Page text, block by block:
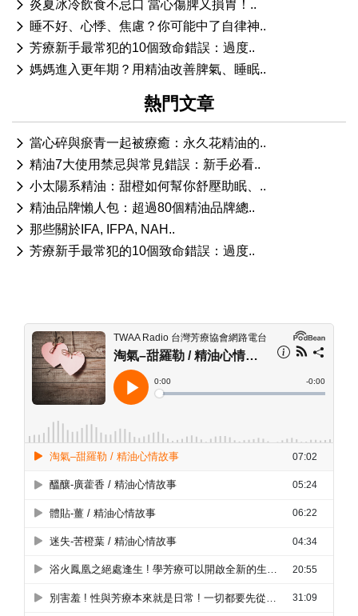
炎夏冰冷飲食不忌口 當心傷脾又損胃！..
睡不好、心悸、焦慮？你可能中了自律神..
芳療新手最常犯的10個致命錯誤：過度..
媽媽進入更年期？用精油改善脾氣、睡眠..
熱門文章
當心碎與瘀青一起被療癒：永久花精油的..
精油7大使用禁忌與常見錯誤：新手必看..
小太陽系精油：甜橙如何幫你舒壓助眠、..
精油品牌懶人包：超過80個精油品牌總..
那些關於IFA, IFPA, NAH..
芳療新手最常犯的10個致命錯誤：過度..